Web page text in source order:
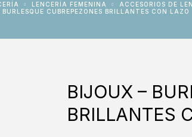
LENCERÍA FEMENINA
ACCESORIOS DE
BURLESQUE CUBREPEZONES BRILLANTES CON LAZO
BIJOUX –
BRILLANTES